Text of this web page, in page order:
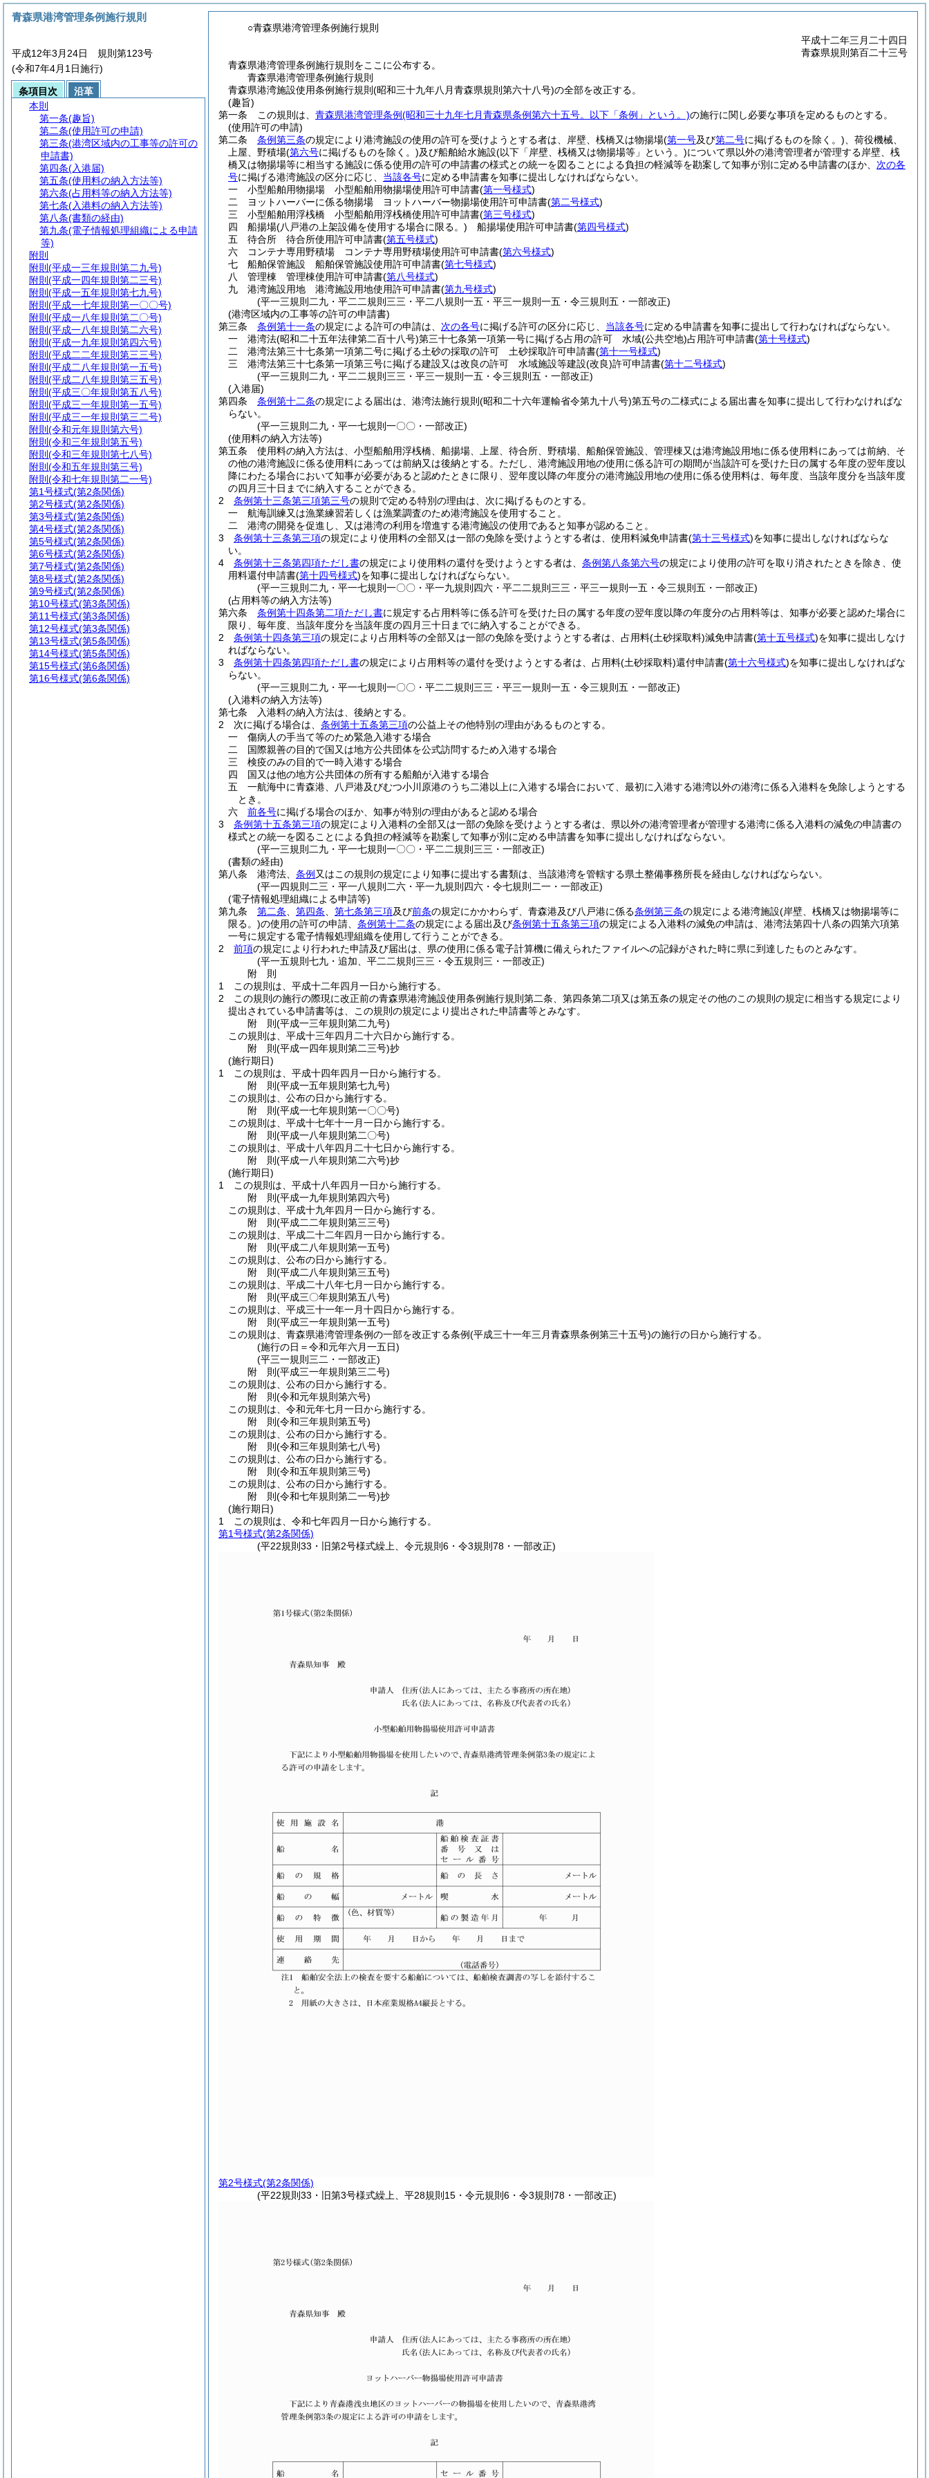
○青森県港湾管理条例施行規則
平成十二年三月二十四日
青森県規則第百二十三号
青森県港湾管理条例施行規則をここに公布する。
青森県港湾管理条例施行規則
青森県港湾施設使用条例施行規則(昭和三十九年八月青森県規則第六十八号)の全部を改正する。
(趣旨)
第一条
この規則は、 青森県港湾管理条例(昭和三十九年七月青森県条例第六十五号。以下「条例」という。)の施行に関し必要な事項を定めるものとする。
(使用許可の申請)
第二条
条例第三条の規定により港湾施設の使用の許可を受けようとする者は、岸壁、桟橋又は物揚場(第一号及び第二号に掲げるものを除く。) 、荷役機械、
上屋、野積場(第六号に掲げるものを除く。)及び船舶給水施設(以下「岸壁、桟橋又は物揚場等」という。)について県以外の港湾管理者が管理する岸壁、桟
橋又は物揚場等に相当する施設に係る使用の許可の申請書の様式との統一を図ることによる負担の軽減等を勘案して知事が別に定める申請書のほか、 次の各
号に掲げる港湾施設の区分に応じ、 当該各号に定める申請書を知事に提出しなければならない。
一
小型船舶用物揚場 小型船舶用物揚場使用許可申請書(第一号様式)
二
ヨットハーバーに係る物揚場 ヨットハーバー物揚場使用許可申請書(第二号様式)
三
小型船舶用浮桟橋 小型船舶用浮桟橋使用許可申請書(第三号様式)
四
船揚場(八戸港の上架設備を使用する場合に限る。) 船揚場使用許可申請書(第四号様式)
五
待合所 待合所使用許可申請書(第五号様式)
六
コンテナ専用野積場 コンテナ専用野積場使用許可申請書(第六号様式)
七
船舶保管施設 船舶保管施設使用許可申請書(第七号様式)
八
管理棟 管理棟使用許可申請書(第八号様式)
九
港湾施設用地 港湾施設用地使用許可申請書(第九号様式)
(平一三規則二九・平二二規則三三・平二八規則一五・平三一規則一五・令三規則五・一部改正)
(港湾区域内の工事等の許可の申請書)
第三条
条例第十一条の規定による許可の申請は、 次の各号に掲げる許可の区分に応じ、 当該各号に定める申請書を知事に提出して行わなければならない。
一
港湾法(昭和二十五年法律第二百十八号)第三十七条第一項第一号に掲げる占用の許可 水域(公共空地)占用許可申請書(第十号様式)
二
港湾法第三十七条第一項第二号に掲げる土砂の採取の許可 土砂採取許可申請書(第十一号様式)
三
港湾法第三十七条第一項第三号に掲げる建設又は改良の許可 水域施設等建設(改良)許可申請書(第十二号様式)
(平一三規則二九・平二二規則三三・平三一規則一五・令三規則五・一部改正)
(入港届)
第四条
条例第十二条の規定による届出は、港湾法施行規則 (昭和二十六年運輸省令第九十八号)第五号の二様式による届出書を知事に提出して行わなければな
らない。
(平一三規則二九・平一七規則一〇〇・一部改正)
(使用料の納入方法等)
第五条
使用料の納入方法は、小型船舶用浮桟橋、船揚場、上屋、待合所、野積場、船舶保管施設、管理棟又は港湾施設用地に係る使用料にあっては前納、そ
の他の港湾施設に係る使用料にあっては前納又は後納とする。 ただし、港湾施設用地の使用に係る許可の期間が当該許可を受けた日の属する年度の翌年度以
降にわたる場合において知事が必要があると認めたときに限り、翌年度以降の年度分の港湾施設用地の使用に係る使用料は、毎年度、当該年度分を当該年度
の四月三十日までに納入することができる。
2
条例第十三条第三項第三号の規則で定める特別の理由は、次に掲げるものとする。
一
航海訓練又は漁業練習若しくは漁業調査のため港湾施設を使用すること。
二
港湾の開発を促進し、又は港湾の利用を増進する港湾施設の使用であると知事が認めること。
3
条例第十三条第三項の規定により使用料の全部又は一部の免除を受けようとする者は、使用料減免申請書(第十三号様式)を知事に提出しなければならな
い。
4
条例第十三条第四項ただし書の規定により使用料の還付を受けようとする者は、 条例第八条第六号の規定により使用の許可を取り消されたときを除き、使
用料還付申請書(第十四号様式)を知事に提出しなければならない。
(平一三規則二九・平一七規則一〇〇・平一九規則四六・平二二規則三三・平三一規則一五・令三規則五・一部改正)
(占用料等の納入方法等)
第六条
条例第十四条第二項ただし書に規定する占用料等に係る許可を受けた日の属する年度の翌年度以降の年度分の占用料等は、知事が必要と認めた場合に
限り、毎年度、当該年度分を当該年度の四月三十日までに納入することができる。
2
条例第十四条第三項の規定により占用料等の全部又は一部の免除を受けようとする者は、占用料(土砂採取料)減免申請書(第十五号様式)を知事に提出しなけ
ればならない。
3
条例第十四条第四項ただし書の規定により占用料等の還付を受けようとする者は、占用料(土砂採取料)還付申請書(第十六号様式)を知事に提出しなければな
らない。
(平一三規則二九・平一七規則一〇〇・平二二規則三三・平三一規則一五・令三規則五・一部改正)
(入港料の納入方法等)
第七条
入港料の納入方法は、後納とする。
2
次に掲げる場合は、 条例第十五条第三項の公益上その他特別の理由があるものとする。
一
傷病人の手当て等のため緊急入港する場合
二
国際親善の目的で国又は地方公共団体を公式訪問するため入港する場合
三
検疫のみの目的で一時入港する場合
四
国又は他の地方公共団体の所有する船舶が入港する場合
五
一航海中に青森港、八戸港及びむつ小川原港のうち二港以上に入港する場合において、最初に入港する港湾以外の港湾に係る入港料を免除しようとする
とき。
六
前各号に掲げる場合のほか、知事が特別の理由があると認める場合
3
条例第十五条第三項の規定により入港料の全部又は一部の免除を受けようとする者は、県以外の港湾管理者が管理する港湾に係る入港料の減免の申請書の
様式との統一を図ることによる負担の軽減等を勘案して知事が別に定める申請書を知事に提出しなければならない。
(平一三規則二九・平一七規則一〇〇・平二二規則三三・一部改正)
(書類の経由)
第八条
港湾法、 条例 又はこの規則の規定により知事に提出する書類は、当該港湾を管轄する県土整備事務所長を経由しなければならない。
(平一四規則二三・平一八規則二六・平一九規則四六・令七規則二一・一部改正)
(電子情報処理組織による申請等)
第九条
第二条 第四条 第七条第三項及び前条の規定にかかわらず、青森港及び八戸港に係る条例第三条の規定による港湾施設(岸壁、桟橋又は物揚場等に
限る。)の使用の許可の申請、 条例第十二条の規定による届出及び条例第十五条第三項の規定による入港料の減免の申請は、港湾法第四十八条の四第六項第
一号に規定する電子情報処理組織を使用して行うことができる。
2
前項の規定により行われた申請及び届出は、県の使用に係る電子計算機に備えられたファイルへの記録がされた時に県に到達したものとみなす。
(平一五規則七九・追加、平二二規則三三・令五規則三・一部改正)
附 則
1
この規則は、平成十二年四月一日から施行する。
2
この規則の施行の際現に改正前の青森県港湾施設使用条例施行規則第二条、第四条第二項又は第五条の規定その他のこの規則の規定に相当する規定により
提出されている申請書等は、この規則の規定により提出された申請書等とみなす。
附 則(平成一三年規則第二九号)
この規則は、平成十三年四月二十六日から施行する。
附 則(平成一四年規則第二三号)抄
(施行期日)
1
この規則は、平成十四年四月一日から施行する。
附 則(平成一五年規則第七九号)
この規則は、公布の日から施行する。
附 則(平成一七年規則第一〇〇号)
この規則は、平成十七年十一月一日から施行する。
附 則(平成一八年規則第二〇号)
この規則は、平成十八年四月二十七日から施行する。
附 則(平成一八年規則第二六号)抄
(施行期日)
1
この規則は、平成十八年四月一日から施行する。
附 則(平成一九年規則第四六号)
この規則は、平成十九年四月一日から施行する。
附 則(平成二二年規則第三三号)
この規則は、平成二十二年四月一日から施行する。
附 則(平成二八年規則第一五号)
この規則は、公布の日から施行する。
附 則(平成二八年規則第三五号)
この規則は、平成二十八年七月一日から施行する。
附 則(平成三〇年規則第五八号)
この規則は、平成三十一年一月十四日から施行する。
附 則(平成三一年規則第一五号)
この規則は、青森県港湾管理条例の一部を改正する条例(平成三十一年三月青森県条例第三十五号)の施行の日から施行する。
(施行の日＝令和元年六月一五日)
(平三一規則三二・一部改正)
附 則(平成三一年規則第三二号)
この規則は、公布の日から施行する。
附 則(令和元年規則第六号)
この規則は、令和元年七月一日から施行する。
附 則(令和三年規則第五号)
この規則は、公布の日から施行する。
附 則(令和三年規則第七八号)
この規則は、公布の日から施行する。
附 則(令和五年規則第三号)
この規則は、公布の日から施行する。
附 則(令和七年規則第二一号)抄
(施行期日)
1
この規則は、令和七年四月一日から施行する。
第1号様式(第2条関係)
(平22規則33・旧第2号様式繰上、令元規則6・令3規則78・一部改正)
第2号様式(第2条関係)
(平22規則33・旧第3号様式繰上、平28規則15・令元規則6・令3規則78・一部改正)
青森県港湾管理条例施行規則
平成12年3月24日 規則第123号
(令和7年4月1日施行)
条項目次
沿革
本則
第一条(趣旨)
第二条(使用許可の申請)
第三条(港湾区域内の工事等の許可の
申請書)
第四条(入港届)
第五条(使用料の納入方法等)
第六条(占用料等の納入方法等)
第七条(入港料の納入方法等)
第八条(書類の経由)
第九条(電子情報処理組織による申請
等)
附則
附則 (平成一三年規則第二九号)
附則 (平成一四年規則第二三号)
附則 (平成一五年規則第七九号)
附則 (平成一七年規則第一〇〇号)
附則 (平成一八年規則第二〇号)
附則 (平成一八年規則第二六号)
附則 (平成一九年規則第四六号)
附則 (平成二二年規則第三三号)
附則 (平成二八年規則第一五号)
附則 (平成二八年規則第三五号)
附則 (平成三〇年規則第五八号)
附則 (平成三一年規則第一五号)
附則 (平成三一年規則第三二号)
附則 (令和元年規則第六号)
附則 (令和三年規則第五号)
附則 (令和三年規則第七八号)
附則 (令和五年規則第三号)
附則 (令和七年規則第二一号)
第1号様式(第2条関係)
第2号様式(第2条関係)
第3号様式(第2条関係)
第4号様式(第2条関係)
第5号様式(第2条関係)
第6号様式(第2条関係)
第7号様式(第2条関係)
第8号様式(第2条関係)
第9号様式(第2条関係)
第10号様式(第3条関係)
第11号様式(第3条関係)
第12号様式(第3条関係)
第13号様式(第5条関係)
第14号様式(第5条関係)
第15号様式(第6条関係)
第16号様式(第6条関係)